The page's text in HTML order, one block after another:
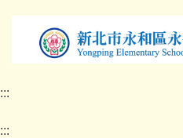
內
區
:::
:::